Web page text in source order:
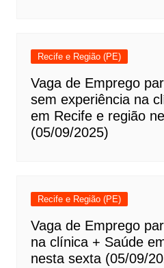
Recife e Região (PE)
Vaga de Emprego
sem experiência na
em Recife e região
(05/09/2025)
Recife e Região (PE)
Vaga de Emprego
na clínica + Saúde
nesta sexta (05/09/